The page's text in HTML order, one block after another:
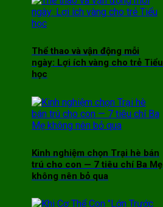
Thể thao và vận động mỗi
ngày: Lợi ích vàng cho trẻ Tiểu
học
Kinh nghiệm chọn Trại hè bán
trú cho con — 7 tiêu chí Ba Mẹ
không nên bỏ qua